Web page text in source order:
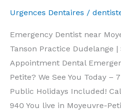
Jours
Fériés
|
Cabinet
Arnould-
Tanson
Luxembourg
Urgences Dentaires /
Emergency Dentist near
Tanson Practice Dudelange |
Appointment Dental
Petite? We See You Today –
Public Holidays Included!
940 You live in Moyeuvre-